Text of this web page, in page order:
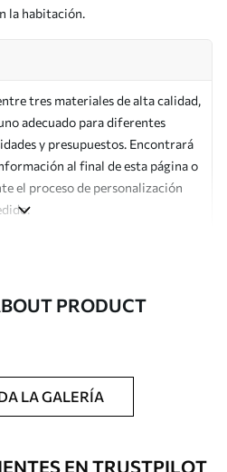
la habitación.
tres materiales de alta calidad,
adecuado para diferentes
y presupuestos. Encontrará
al final de esta página o
el proceso de personalización
bajo pedido y entregado en
hasta 50 cm de ancho.
con recubrimiento de barniz
PRODUCT
LA GALERÍA
EN TRUSTPILOT